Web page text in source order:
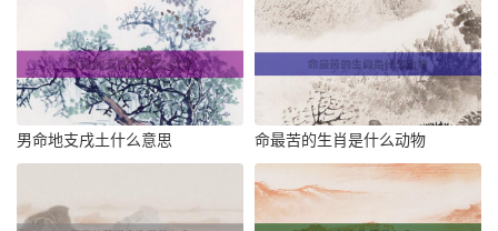
男命地支戌土什么意思 命最苦的生肖是什么动物